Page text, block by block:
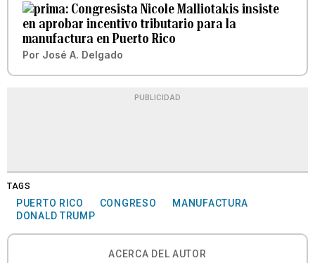
Congresista Nicole Malliotakis insiste
en aprobar incentivo tributario para la
manufactura en Puerto Rico
Por José A. Delgado
PUBLICIDAD
TAGS
PUERTO RICO CONGRESO
MANUFACTURA
DONALD TRUMP
ACERCA DEL AUTOR